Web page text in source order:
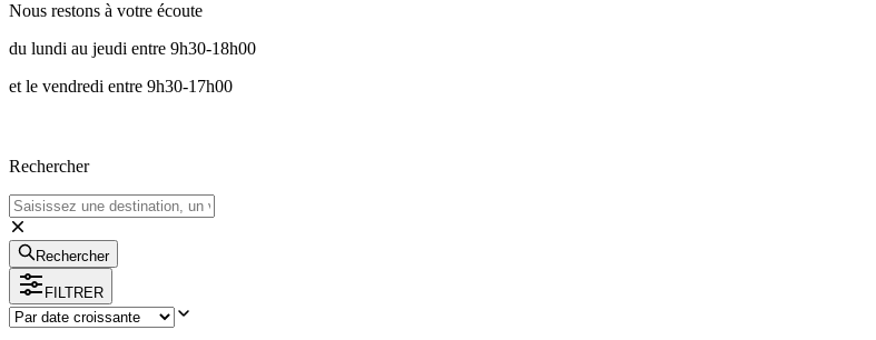
Nous restons à votre écoute
du lundi au jeudi entre 9h30-18h00
et le vendredi entre 9h30-17h00
Rechercher
Rechercher
FILTRER